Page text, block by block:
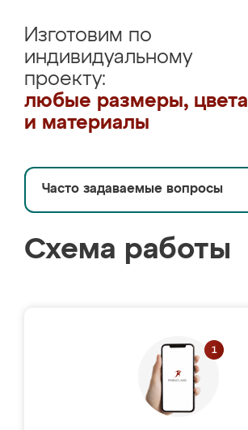
Изготовим по
индивидуальному
проекту:
любые размеры, цвета
и материалы
Часто задаваемые вопросы
Схема работы